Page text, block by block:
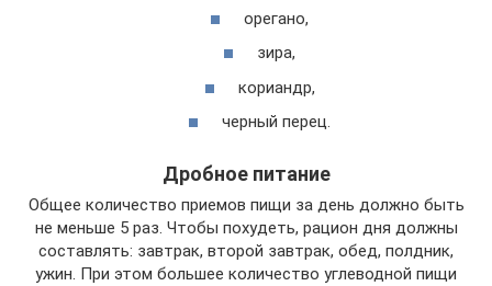
орегано,
зира,
кориандр,
черный перец.
Дробное питание
Общее количество приемов пищи за день должно быть
не меньше 5 раз. Чтобы похудеть, рацион дня должны
составлять: завтрак, второй завтрак, обед, полдник,
ужин. При этом большее количество углеводной пищи